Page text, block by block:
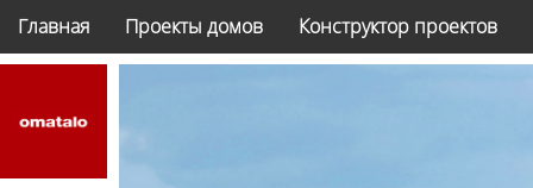
Главная Проекты домов Конструктор проектов